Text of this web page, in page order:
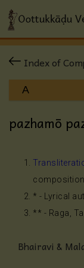
Index of
pazhamō
* - Lyrical
** - Raga,
Bhairavi &